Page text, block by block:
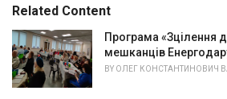
e
o
r
i
e
Related Content
Програма «Зцілення
мешканців
BY ОЛЕГ КОНСТАНТИНОВИЧ